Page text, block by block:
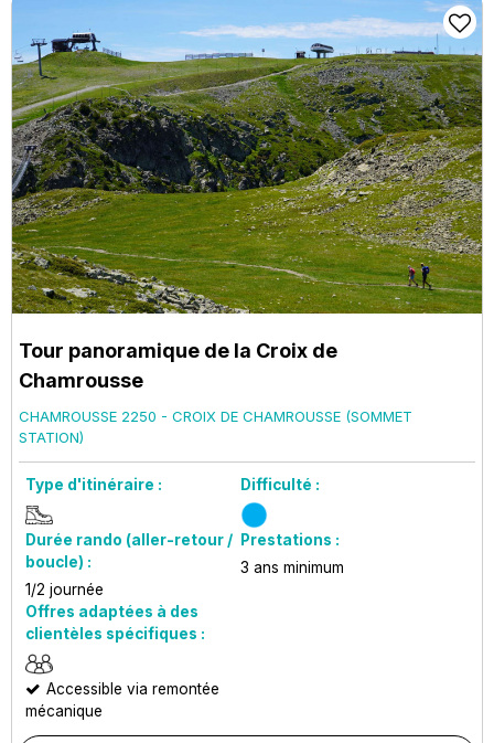
Tour panoramique de la Croix de
Chamrousse
CHAMROUSSE 2250 - CROIX DE CHAMROUSSE (SOMMET
STATION)
Type d'itinéraire : Difficulté :
Durée rando (aller-retour /
boucle) :
1/2 journée
Prestations :
3 ans minimum
Offres adaptées à des
clientèles spécifiques :
Accessible via remontée
mécanique